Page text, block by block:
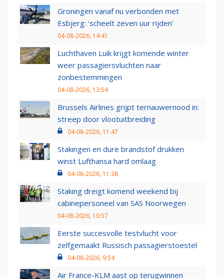
Groningen vanaf nu verbonden met
Esbjerg: 'scheelt zeven uur rijden'
04-08-2026, 14:41
Luchthaven Luik krijgt komende winter
weer passagiersvluchten naar
zonbestemmingen
04-08-2026, 13:54
Brussels Airlines grijpt ternauwernood in:
streep door vlootuitbreiding
04-08-2026, 11:47
Stakingen en dure brandstof drukken
winst Lufthansa hard omlaag
04-08-2026, 11:38
Staking dreigt komend weekend bij
cabinepersoneel van SAS Noorwegen
04-08-2026, 10:57
Eerste succesvolle testvlucht voor
zelfgemaakt Russisch passagierstoestel
04-08-2026, 9:54
Air France-KLM aast op terugwinnen